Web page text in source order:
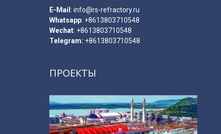
E-Мail : info@rs-refractory.ru
Whatsapp: +8613803710548
Wechat: +8613803710548
Telegram: +8613803710548
ПРОЕКТЫ